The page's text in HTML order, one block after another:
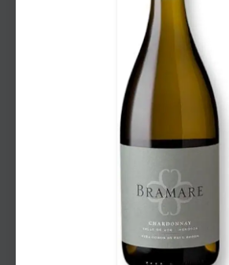
por uma força alienígena
como o único que pode salvá-lo.
Koxuk embarca em uma missão
encontrar o lendário Cristal da
única coisa que pode derrotar
alienígena. Ao longo do
uma variedade de
incluindo a bela princesa